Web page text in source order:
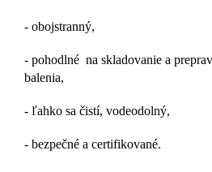
- obojstranný,
- pohodlné na skladovanie a
balenia,
- ľahko sa čistí, vodeodolný,
- bezpečné a certifikované.